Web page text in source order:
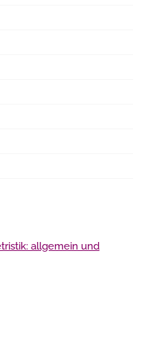
allgemein und